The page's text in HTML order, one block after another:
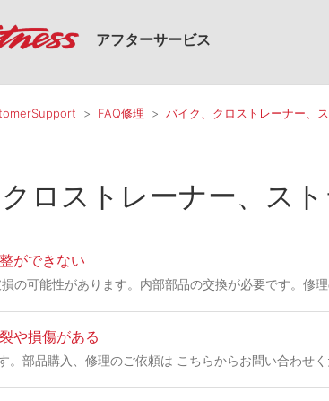
アフターサービス
FAQ修理 バイク、クロストレーナー、
ロストレーナー、ス
ができない
の可能性があります。内部部品の交換が必要です。修
や損傷がある
。部品購入、修理のご依頼は こちらからお問い合わせく